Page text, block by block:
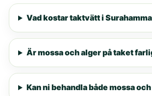
Vad kostar taktvätt i
Är mossa och alger på taket
Kan ni behandla både mossa